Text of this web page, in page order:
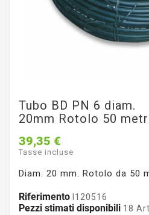
Tubo BD PN 6 diam.
20mm Rotolo 50
39,35 €
Tasse incluse
Diam. 20 mm. Rotolo da 50
Riferimento I120516
Pezzi stimati disponibili 18